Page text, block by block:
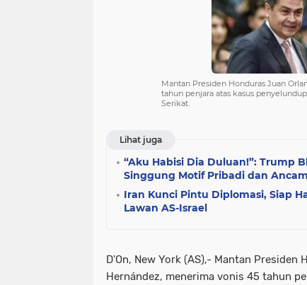
Mantan Presiden Honduras Juan
tahun penjara atas kasus
Serikat.
Lihat juga
“Aku Habisi Dia Duluan!”: Trump
Singgung Motif Pribadi dan
Iran Kunci Pintu Diplomasi, Siap
Lawan AS-Israel
D'On, New York (AS),- Mantan Presiden
Hernández, menerima vonis 45 tahun